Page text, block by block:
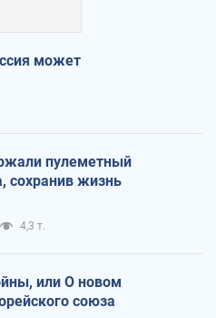
может
пулеметный
сохранив жизнь
4,3 т.
или О новом
союза